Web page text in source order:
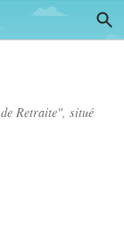
Retraite", situé